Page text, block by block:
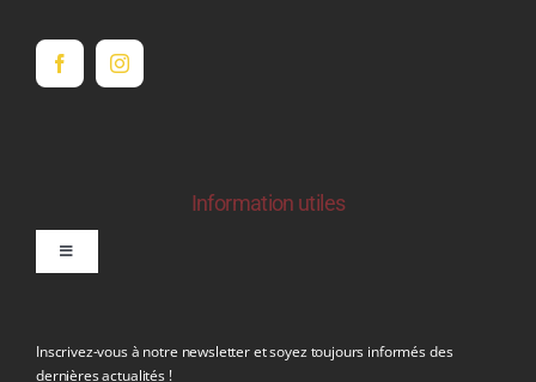
Information utiles
Toggle
Inscrivez-vous à notre newsletter et soyez toujours informés des
dernières actualités !